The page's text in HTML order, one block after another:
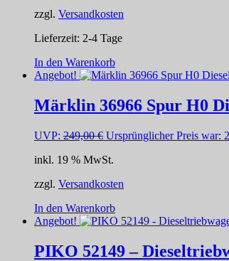
zzgl. Versandkosten
Lieferzeit: 2-4 Tage
In den Warenkorb
Angebot!
Märklin 36966 Spur H0
UVP: 249,00€ Ursprünglicher Preis war:
inkl. 19 % MwSt.
zzgl. Versandkosten
In den Warenkorb
Angebot!
PIKO 52149 –